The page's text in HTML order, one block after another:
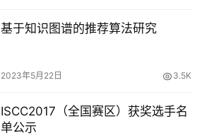
基于知识图谱的推荐算法研究
2023年5月22日 3.5K
ISCC2017（全国赛区）获奖选手名
单公示